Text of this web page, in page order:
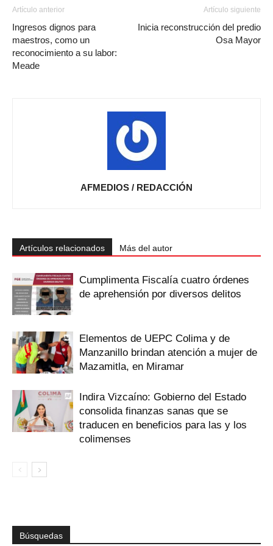
Artículo anterior
Ingresos dignos para
maestros, como un
reconocimiento a su labor:
Meade
Artículo siguiente
Inicia reconstrucción del predio
Osa Mayor
AFMEDIOS / REDACCIÓN
Artículos relacionados Más del autor
Cumplimenta Fiscalía cuatro órdenes
de aprehensión por diversos delitos
Elementos de UEPC Colima y de
Manzanillo brindan atención a mujer de
Mazamitla, en Miramar
Indira Vizcaíno: Gobierno del Estado
consolida finanzas sanas que se
traducen en beneficios para las y los
colimenses
Búsquedas